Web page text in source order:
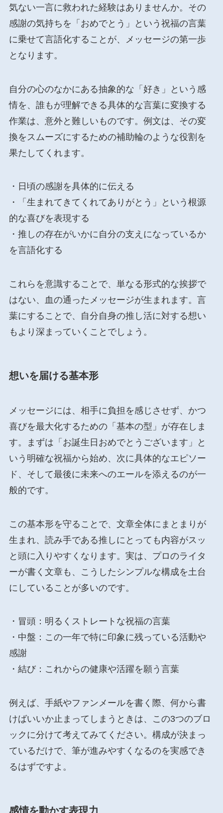
気ない一言に救われた経験はありませんか。その
感謝の気持ちを「おめでとう」という祝福の言葉
に乗せて言語化することが、メッセージの第一歩
となります。
自分の心のなかにある抽象的な「好き」という感
情を、誰もが理解できる具体的な言葉に変換する
作業は、意外と難しいものです。例文は、その変
換をスムーズにするための補助輪のような役割を
果たしてくれます。
・日頃の感謝を具体的に伝える
・「生まれてきてくれてありがとう」という根源
的な喜びを表現する
・推しの存在がいかに自分の支えになっているか
を言語化する
これらを意識することで、単なる形式的な挨拶で
はない、血の通ったメッセージが生まれます。言
葉にすることで、自分自身の推し活に対する想い
もより深まっていくことでしょう。
想いを届ける基本形
メッセージには、相手に負担を感じさせず、かつ
喜びを最大化するための「基本の型」が存在しま
す。まずは「お誕生日おめでとうございます」と
いう明確な祝福から始め、次に具体的なエピソー
ド、そして最後に未来へのエールを添えるのが一
般的です。
この基本形を守ることで、文章全体にまとまりが
生まれ、読み手である推しにとっても内容がスッ
と頭に入りやすくなります。実は、プロのライタ
ーが書く文章も、こうしたシンプルな構成を土台
にしていることが多いのです。
・冒頭：明るくストレートな祝福の言葉
・中盤：この一年で特に印象に残っている活動や
感謝
・結び：これからの健康や活躍を願う言葉
例えば、手紙やファンメールを書く際、何から書
けばいいか止まってしまうときは、この3つのブロ
ックに分けて考えてみてください。構成が決まっ
ているだけで、筆が進みやすくなるのを実感でき
るはずですよ。
感情を動かす表現力